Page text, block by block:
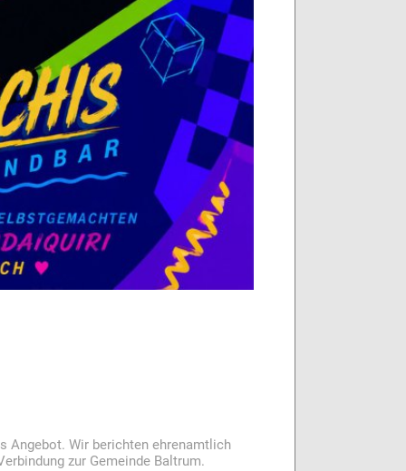
Angebot. Wir berichten ehrenamtlich
zur Gemeinde Baltrum.